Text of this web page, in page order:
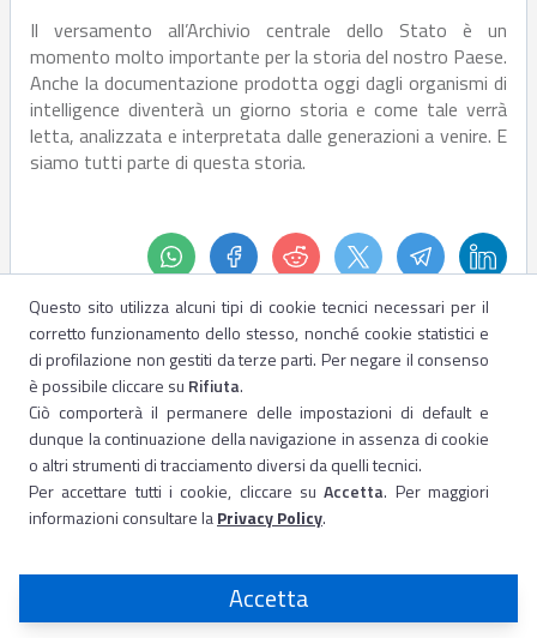
Il versamento all’Archivio centrale dello Stato è un
momento molto importante per la storia del nostro Paese.
Anche la documentazione prodotta oggi dagli organismi di
intelligence diventerà un giorno storia e come tale verrà
letta, analizzata e interpretata dalle generazioni a venire. E
siamo tutti parte di questa storia.
Questo sito utilizza alcuni tipi di cookie tecnici necessari per il
corretto funzionamento dello stesso, nonché cookie statistici e
di profilazione non gestiti da terze parti. Per negare il consenso
è possibile cliccare su Rifiuta.
Ciò comporterà il permanere delle impostazioni di default e
dunque la continuazione della navigazione in assenza di cookie
o altri strumenti di tracciamento diversi da quelli tecnici.
Per accettare tutti i cookie, cliccare suAccetta. Per maggiori
informazioni consultare laPrivacy Policy.
Accetta